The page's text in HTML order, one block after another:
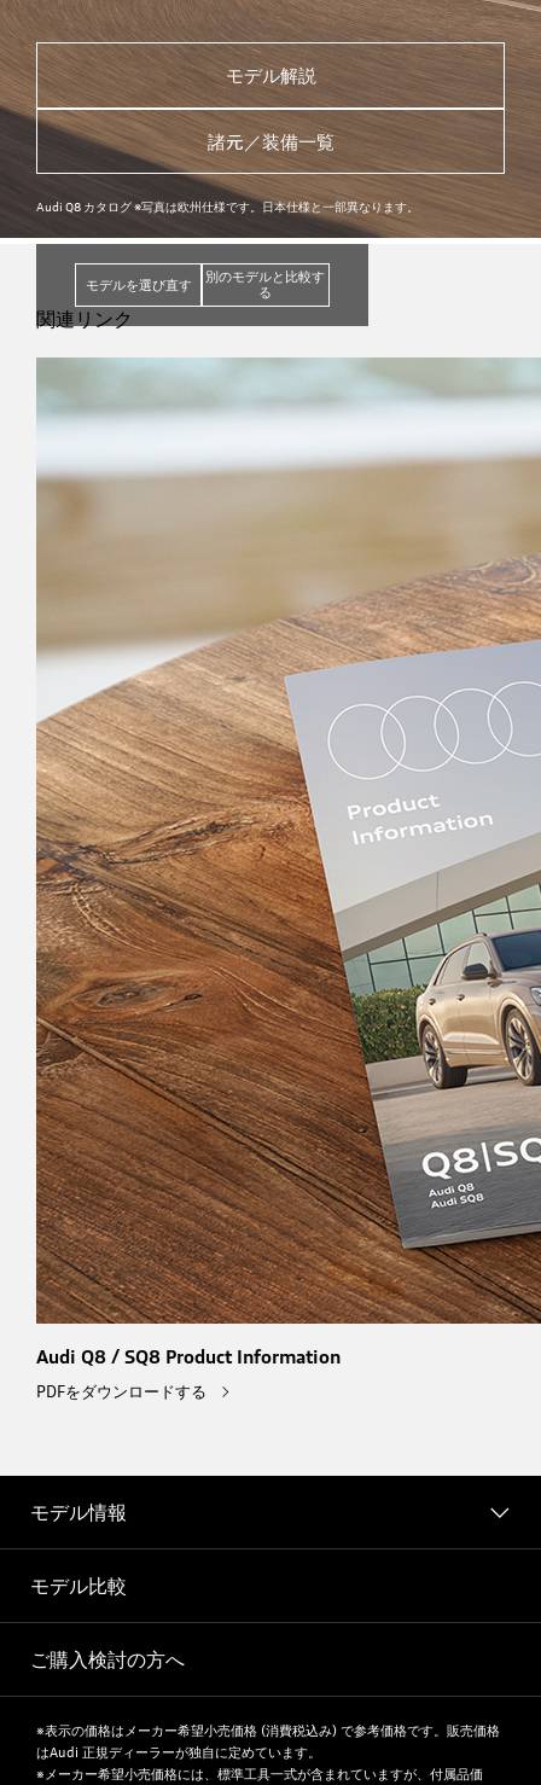
モデル解説
諸元／装備一覧
Audi Q8 カタログ ※写真は欧州仕様です。日本仕様と一部異なります。
モデルを選び直す
別のモデルと比較す
る
関連リンク
Audi Q8 / SQ8 Product Information
PDFをダウンロードする
モデル情報
モデル比較
ご購入検討の方へ
※表示の価格はメーカー希望小売価格 (消費税込み) で参考価格です。販売価格
はAudi 正規ディーラーが独自に定めています。
※メーカー希望小売価格には、標準工具一式が含まれていますが、付属品価